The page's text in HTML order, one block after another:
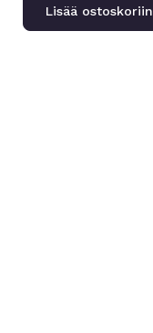
Lisää ostoskoriin